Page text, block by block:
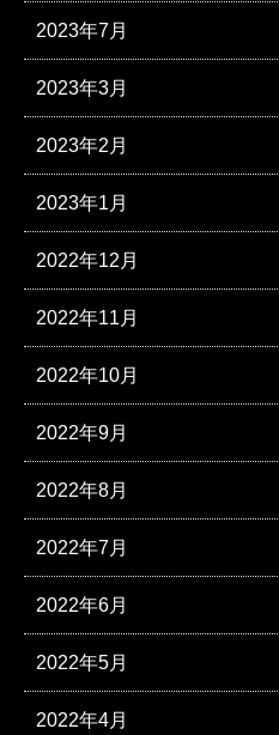
2023年7月
2023年3月
2023年2月
2023年1月
2022年12月
2022年11月
2022年10月
2022年9月
2022年8月
2022年7月
2022年6月
2022年5月
2022年4月